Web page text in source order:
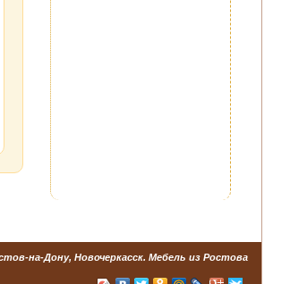
на-Дону, Новочеркасск. Мебель из Ростова